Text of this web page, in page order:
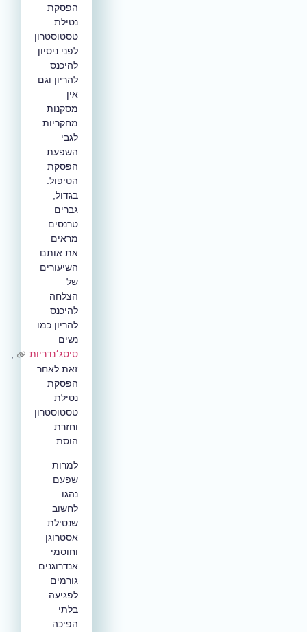
הפסקת
נטילת
טסטוסטרון
לפני ניסיון
להיכנס
להריון וגם
אין
מסקנות
מחקריות
לגבי
השפעת
הפסקת
הטיפול.
בגדול,
גברים
טרנסים
מראים
את אותם
השיעורים
של
הצלחה
להיכנס
להריון כמו
נשים
סיסג׳נדריות
,
זאת לאחר
הפסקת
נטילת
טסטוסטרון
וחזרת
הוסת.
למרות
שפעם
נהגו
לחשוב
שנטילת
אסטרוגן
וחוסמי
אנדרוגנים
גורמים
לפגיעה
בלתי
הפיכה